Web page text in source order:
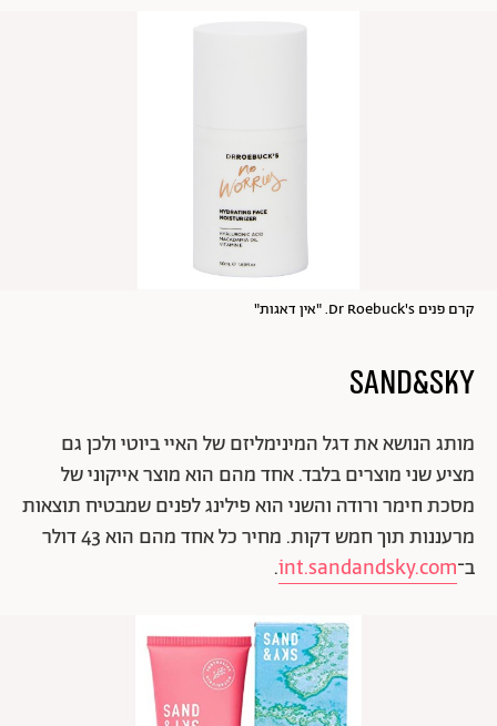
קרם פנים Dr Roebuck's. "אין דאגות"
מותג הנושא את דגל המינימליזם של האיי ביוטי ולכן גם
מציע שני מוצרים בלבד. אחד מהם הוא מוצר אייקוני של
מסכת חימר ורודה והשני הוא פילינג לפנים שמבטיח תוצאות
מרעננות תוך חמש דקות. מחיר כל אחד מהם הוא 43 דולר
ב־int.sandandsky.com
.